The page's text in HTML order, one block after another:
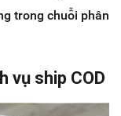
trong chuỗi phân
vụ ship COD